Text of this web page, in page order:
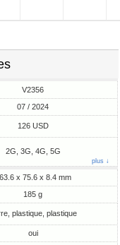
V2356
07 / 2024
126 USD
2G, 3G, 4G, 5G
plus ↓
x 75.6 x 8.4 mm
185 g
plastique, plastique
oui